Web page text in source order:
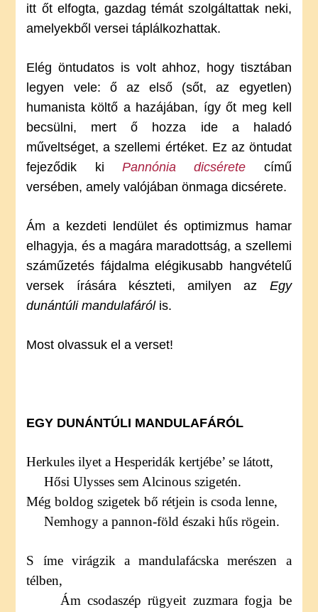
itt őt elfogta, gazdag témát szolgáltattak neki,
amelyekből versei táplálkozhattak.
Elég öntudatos is volt ahhoz, hogy tisztában
legyen vele: ő az első (sőt, az egyetlen)
humanista költő a hazájában, így őt meg kell
becsülni, mert ő hozza ide a haladó
műveltséget, a szellemi értéket. Ez az öntudat
fejeződik ki Pannónia dicsérete című
versében, amely valójában önmaga dicsérete.
Ám a kezdeti lendület és optimizmus hamar
elhagyja, és a magára maradottság, a szellemi
száműzetés fájdalma elégikusabb hangvételű
versek írására készteti, amilyen az Egy
dunántúli mandulafárólis.
Most olvassuk el a verset!
EGY DUNÁNTÚLI MANDULAFÁRÓL
Herkules ilyet a Hesperidák kertjébe’ se látott,
Hősi Ulysses sem Alcinous szigetén.
Még boldog szigetek bő rétjein is csoda lenne,
Nemhogy a pannon-föld északi hűs rögein.
S íme virágzik a mandulafácska merészen a
télben,
Ám csodaszép rügyeit zuzmara fogja be